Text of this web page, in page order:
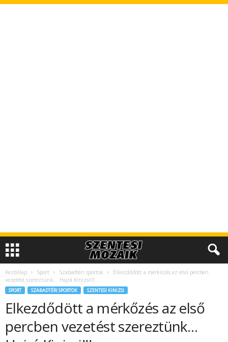
Kezdőlap Sport Szabadtéri sportok
Elkezdődött a mérkőzés az első percben
vezetést szereztünk… Hajrá Kinizsi!!!…
SPORT SZABADTÉRI SPORTOK SZENTESI KINIZSI
Elkezdődött a mérkőzés az első
percben vezetést szereztünk…